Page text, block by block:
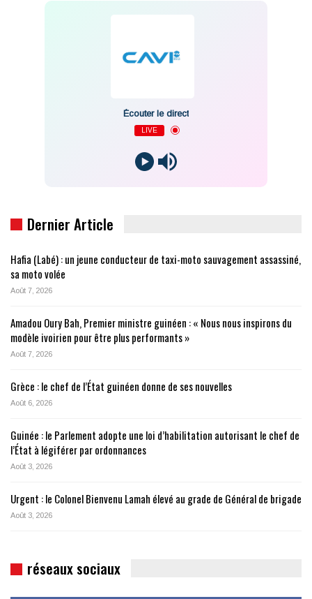
Écouter le direct
LIVE
Dernier Article
Hafia (Labé) : un jeune conducteur de taxi-moto sauvagement assassiné,
sa moto volée
Août 7, 2026
Amadou Oury Bah, Premier ministre guinéen : « Nous nous inspirons du
modèle ivoirien pour être plus performants »
Août 7, 2026
Grèce : le chef de l’État guinéen donne de ses nouvelles
Août 6, 2026
Guinée : le Parlement adopte une loi d’habilitation autorisant le chef de
l’État à légiférer par ordonnances
Août 3, 2026
Urgent : le Colonel Bienvenu Lamah élevé au grade de Général de brigade
Août 3, 2026
réseaux sociaux